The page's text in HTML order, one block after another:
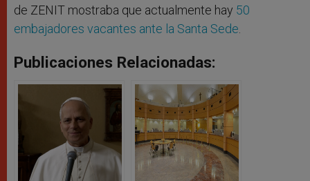
de ZENIT mostraba que actualmente hay 50
embajadores vacantes ante la Santa Sede.
Publicaciones Relacionadas: